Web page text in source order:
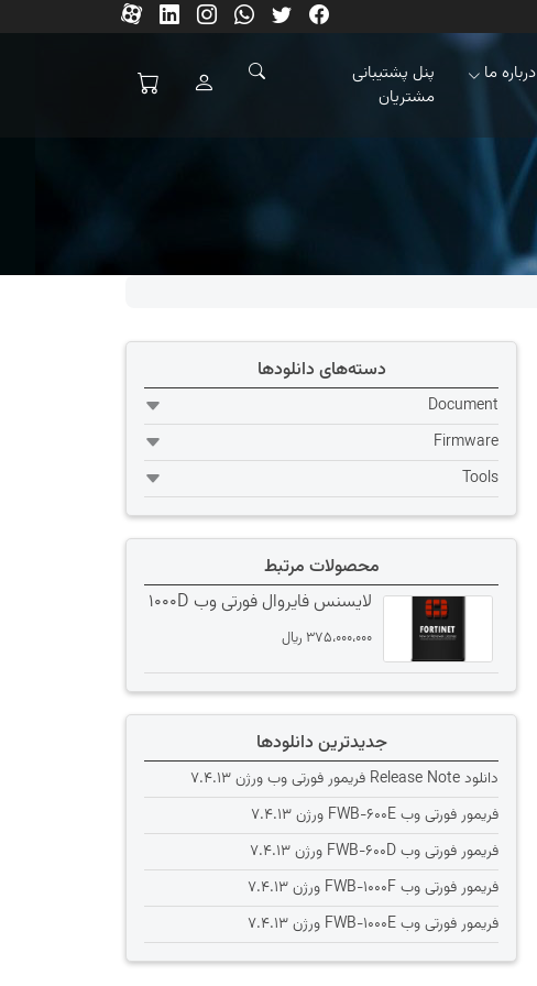
درباره ما
پنل پشتیبانی
مشتریان
دسته‌های دانلودها
Document
Firmware
Tools
محصولات مرتبط
لایسنس فایروال فورتی وب 1000D
375،000،000 ﷼
جدیدترین دانلودها
دانلود Release Note فریمور فورتی وب ورژن 7.4.13
فریمور فورتی وب FWB-600E ورژن 7.4.13
فریمور فورتی وب FWB-600D ورژن 7.4.13
فریمور فورتی وب FWB-1000F ورژن 7.4.13
فریمور فورتی وب FWB-1000E ورژن 7.4.13